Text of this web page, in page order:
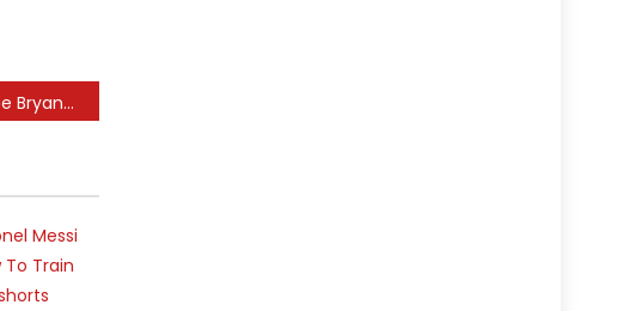
Leo Messi x Kobe Bryant